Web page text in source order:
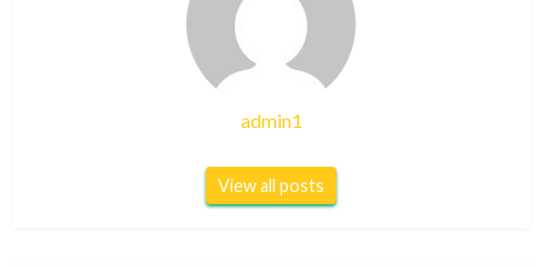
admin1
View all posts